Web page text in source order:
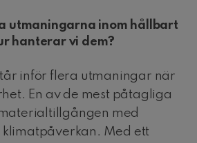
utmaningarna inom hållbart
hanterar vi dem?
inför flera utmaningar när
En av de mest påtagliga
med
klimatpåverkan. Med ett